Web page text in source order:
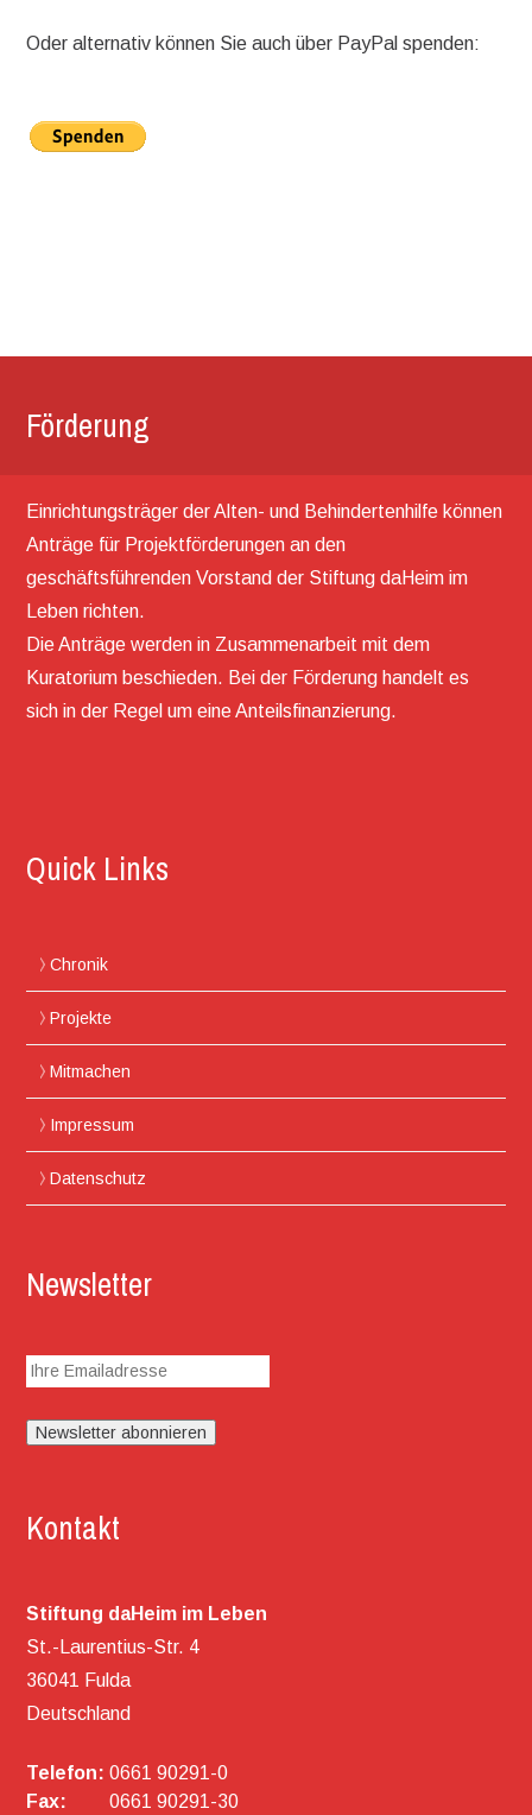
Oder alternativ können Sie auch über PayPal spenden:
Förderung
Einrichtungsträger der Alten- und Behindertenhilfe können
Anträge für Projektförderungen an den
geschäftsführenden Vorstand der Stiftung daHeim im
Leben richten.
Die Anträge werden in Zusammenarbeit mit dem
Kuratorium beschieden. Bei der Förderung handelt es
sich in der Regel um eine Anteilsfinanzierung.
Quick Links
Chronik
Projekte
Mitmachen
Impressum
Datenschutz
Newsletter
Kontakt
Stiftung daHeim im Leben
St.-Laurentius-Str. 4
36041 Fulda
Deutschland
Telefon: 0661 90291-0
Fax:
0661 90291-30